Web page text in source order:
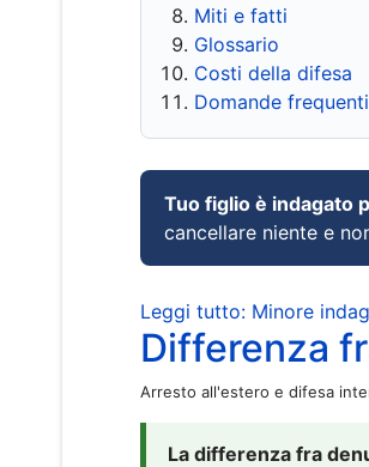
Miti e fatti
Glossario
Costi della difesa
Domande frequenti
Tuo figlio è indagato
cancellare niente e
Leggi tutto: Minore
Differenza
Arresto all'estero e difesa
La differenza fra